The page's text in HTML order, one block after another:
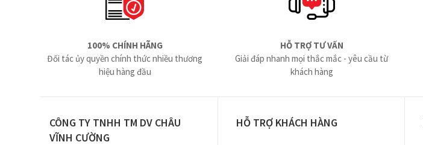
100% CHÍNH HÃNG
Đối tác ủy quyền chính thức nhiều thương
hiệu hàng đầu
HỖ TRỢ TƯ VẤN
Giải đáp nhanh mọi thắc mắc - yêu cầu từ
khách hàng
CÔNG TY TNHH TM DV CHÂU
VĨNH CƯỜNG
HỖ TRỢ KHÁCH HÀNG